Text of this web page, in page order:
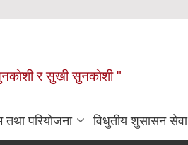
र सुखी सुनकाेशी "
तथा परियोजना विधुतीय शुसासन सेवा